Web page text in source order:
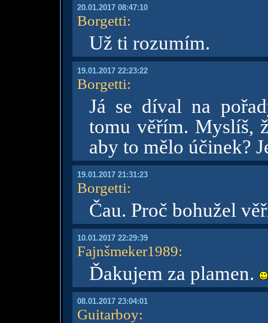
20.01.2017 08:47:10
Borgetti:
Už ti rozumím.
19.01.2017 22:23:22
Borgetti:
Já se díval na
tomu věřím. Myslíš,
aby to mělo účinek?
19.01.2017 21:31:23
Borgetti:
Čau. Proč bohužel
10.01.2017 22:29:39
Fajnšmeker1989:
Ďakujem za plamen.
08.01.2017 23:04:01
Guitarboy: